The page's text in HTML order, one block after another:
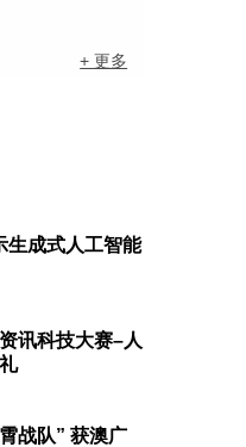
+ 更多
生成式人工智能
讯科技大赛–人
战队” 获澳广